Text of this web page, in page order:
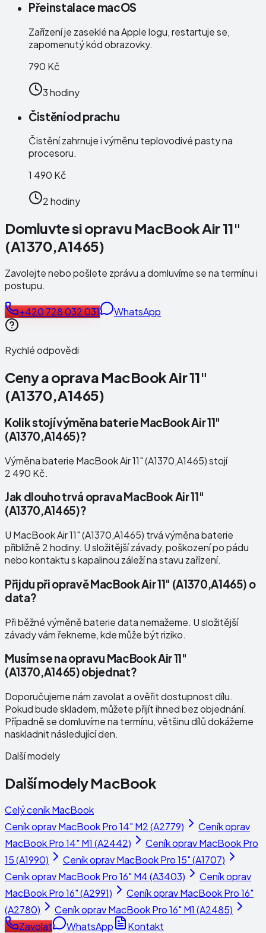
Přeinstalace macOS
Zařízení je zaseklé na Apple logu, restartuje se,
zapomenutý kód obrazovky.
790 Kč
3 hodiny
Čistění od prachu
Čistění zahrnuje i výměnu teplovodivé pasty na
procesoru.
1 490 Kč
2 hodiny
Domluvte si opravu MacBook Air 11"
(A1370,A1465)
Zavolejte nebo pošlete zprávu a domluvíme se na termínu i
postupu.
+420 728 032 031 WhatsApp
Rychlé odpovědi
Ceny a oprava MacBook Air 11"
(A1370,A1465)
Kolik stojí výměna baterie MacBook Air 11"
(A1370,A1465)?
Výměna baterie MacBook Air 11" (A1370,A1465) stojí
2 490 Kč.
Jak dlouho trvá oprava MacBook Air 11"
(A1370,A1465)?
U MacBook Air 11" (A1370,A1465) trvá výměna baterie
přibližně 2 hodiny. U složitější závady, poškození po pádu
nebo kontaktu s kapalinou záleží na stavu zařízení.
Přijdu při opravě MacBook Air 11" (A1370,A1465) o
data?
Při běžné výměně baterie data nemažeme. U složitější
závady vám řekneme, kde může být riziko.
Musím se na opravu MacBook Air 11"
(A1370,A1465) objednat?
Doporučujeme nám zavolat a ověřit dostupnost dílu.
Pokud bude skladem, můžete přijít ihned bez objednání.
Případně se domluvíme na termínu, většinu dílů dokážeme
naskladnit následující den.
Další modely
Další modelyMacBook
Celý ceníkMacBook
Ceník opravMacBook Pro 14" M2 (A2779)
Ceník oprav
MacBook Pro 14" M1 (A2442)
Ceník opravMacBook Pro
15 (A1990)
Ceník opravMacBook Pro 15" (A1707)
Ceník opravMacBook Pro 16" M4 (A3403)
Ceník oprav
MacBook Pro 16" (A2991)
Ceník opravMacBook Pro 16"
(A2780)
Ceník opravMacBook Pro 16" M1 (A2485)
Zavolat
WhatsApp
Kontakt